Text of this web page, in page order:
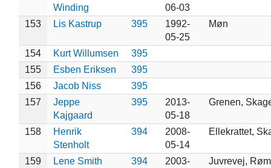
Winding
06-03
153 Lis Kastrup 395
1992-
05-25
Møn
154 Kurt Willumsen
395
155
Esben Eriksen
395
156
Jacob Niss
395
157
Jeppe
Kajgaard
395
2013-
05-18
Grenen,
158
Henrik
Stenholt
394
2008-
05-14
Ellekrattet,
159 Lene Smith 394
2003-
Juvrevej,